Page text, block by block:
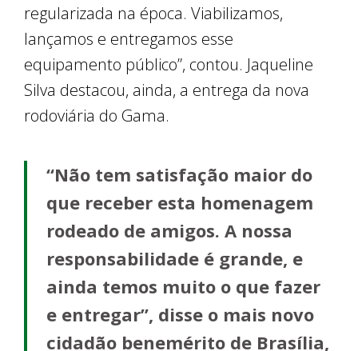
regularizada na época. Viabilizamos,
lançamos e entregamos esse
equipamento público”, contou. Jaqueline
Silva destacou, ainda, a entrega da nova
rodoviária do Gama.
“Não tem satisfação maior do
que receber esta homenagem
rodeado de amigos. A nossa
responsabilidade é grande, e
ainda temos muito o que fazer
e entregar”, disse o mais novo
cidadão benemérito de Brasília,